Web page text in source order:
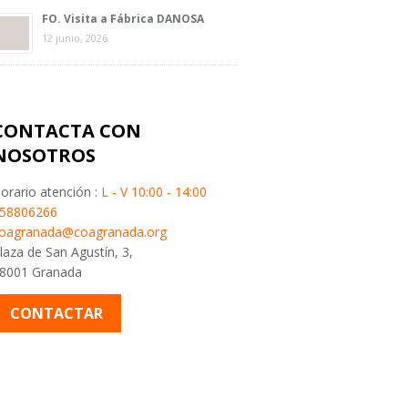
FO. Visita a Fábrica DANOSA
12 junio, 2026
CON
atención : L - V 10:00 - 14:00
de San Agustín, 3,
Granada
CONTACTAR